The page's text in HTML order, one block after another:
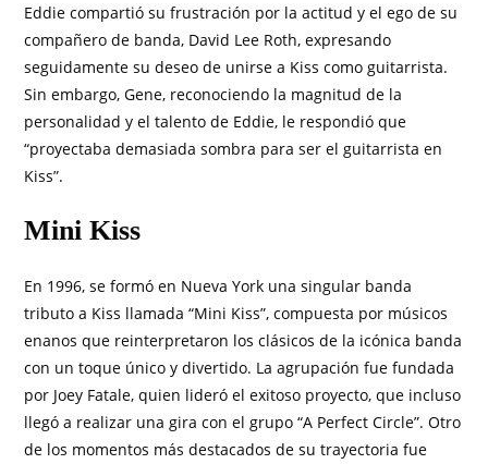
Eddie compartió su frustración por la actitud y el ego de su
compañero de banda, David Lee Roth, expresando
seguidamente su deseo de unirse a Kiss como guitarrista.
Sin embargo, Gene, reconociendo la magnitud de la
personalidad y el talento de Eddie, le respondió que
“proyectaba demasiada sombra para ser el guitarrista en
Kiss”.
Mini Kiss
En 1996, se formó en Nueva York una singular banda
tributo a Kiss llamada “Mini Kiss”, compuesta por músicos
enanos que reinterpretaron los clásicos de la icónica banda
con un toque único y divertido. La agrupación fue fundada
por Joey Fatale, quien lideró el exitoso proyecto, que incluso
llegó a realizar una gira con el grupo “A Perfect Circle”. Otro
de los momentos más destacados de su trayectoria fue